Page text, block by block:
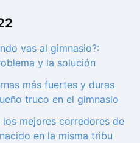
vas al gimnasio?:
y la solución
más fuertes y duras
truco en el gimnasio
los mejores corredores de
en la misma tribu